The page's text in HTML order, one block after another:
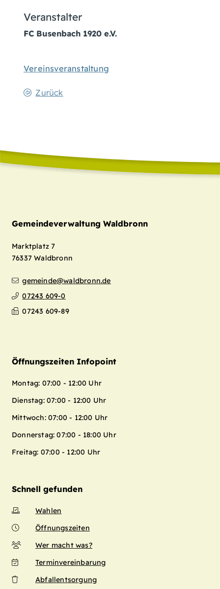
Veranstalter
FC Busenbach 1920 e.V.
Vereinsveranstaltung
Zurück
Gemeindeverwaltung Waldbronn
Marktplatz 7
76337 Waldbronn
gemeinde@waldbronn.de
07243 609-0
07243 609-89
Öffnungszeiten Infopoint
Montag: 07:00 - 12:00 Uhr
Dienstag: 07:00 - 12:00 Uhr
Mittwoch: 07:00 - 12:00 Uhr
Donnerstag: 07:00 - 18:00 Uhr
Freitag: 07:00 - 12:00 Uhr
Schnell gefunden
Wahlen
Öffnungszeiten
Wer macht was?
Terminvereinbarung
Abfallentsorgung